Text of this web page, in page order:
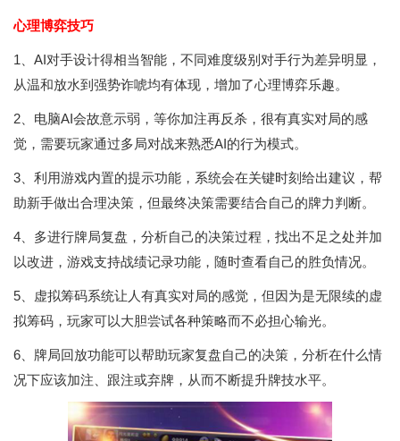
心理博弈技巧
1、AI对手设计得相当智能，不同难度级别对手行为差异明显，
从温和放水到强势诈唬均有体现，增加了心理博弈乐趣。
2、电脑AI会故意示弱，等你加注再反杀，很有真实对局的感
觉，需要玩家通过多局对战来熟悉AI的行为模式。
3、利用游戏内置的提示功能，系统会在关键时刻给出建议，帮
助新手做出合理决策，但最终决策需要结合自己的牌力判断。
4、多进行牌局复盘，分析自己的决策过程，找出不足之处并加
以改进，游戏支持战绩记录功能，随时查看自己的胜负情况。
5、虚拟筹码系统让人有真实对局的感觉，但因为是无限续的虚
拟筹码，玩家可以大胆尝试各种策略而不必担心输光。
6、牌局回放功能可以帮助玩家复盘自己的决策，分析在什么情
况下应该加注、跟注或弃牌，从而不断提升牌技水平。